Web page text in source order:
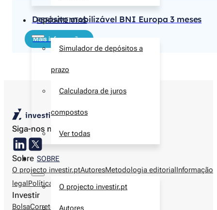
FERRAMENTAS
Simulador de depósitos a
prazo
Calculadora de juros
compostos
Ver todas
SOBRE
O projecto investir.pt
Autores
Depósito mobilizável BNI Europa 3 meses
Mais informações
Siga-nos nas redes sociais
Sobre
O projecto investir.ptAutoresMetodologia editorialInformação
legalPolítica de privacidadeContactos
Investir
BolsaCorretorasProdutos financeiros